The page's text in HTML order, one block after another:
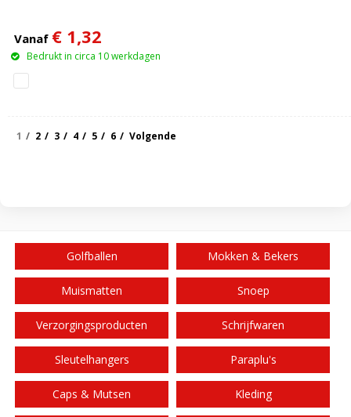
Vanaf € 1,32
Bedrukt in circa 10 werkdagen
1 2 3 4 5 6 Volgende
Golfballen Mokken & Bekers
Muismatten Snoep
Verzorgingsproducten Schrijfwaren
Sleutelhangers Paraplu's
Caps & Mutsen Kleding